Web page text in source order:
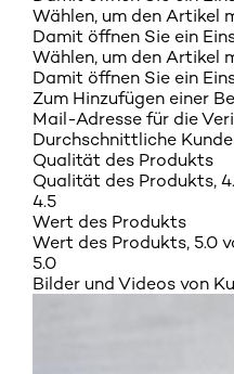
Wählen, um den Artikel
Damit öffnen Sie ein
Wählen, um den Artikel
Damit öffnen Sie ein
Zum Hinzufügen einer
Mail-Adresse für die
Durchschnittliche
Qualität des Produkts
Qualität des Produkts,
4.5
Wert des Produkts
Wert des Produkts, 5.0
5.0
Bilder und Videos von